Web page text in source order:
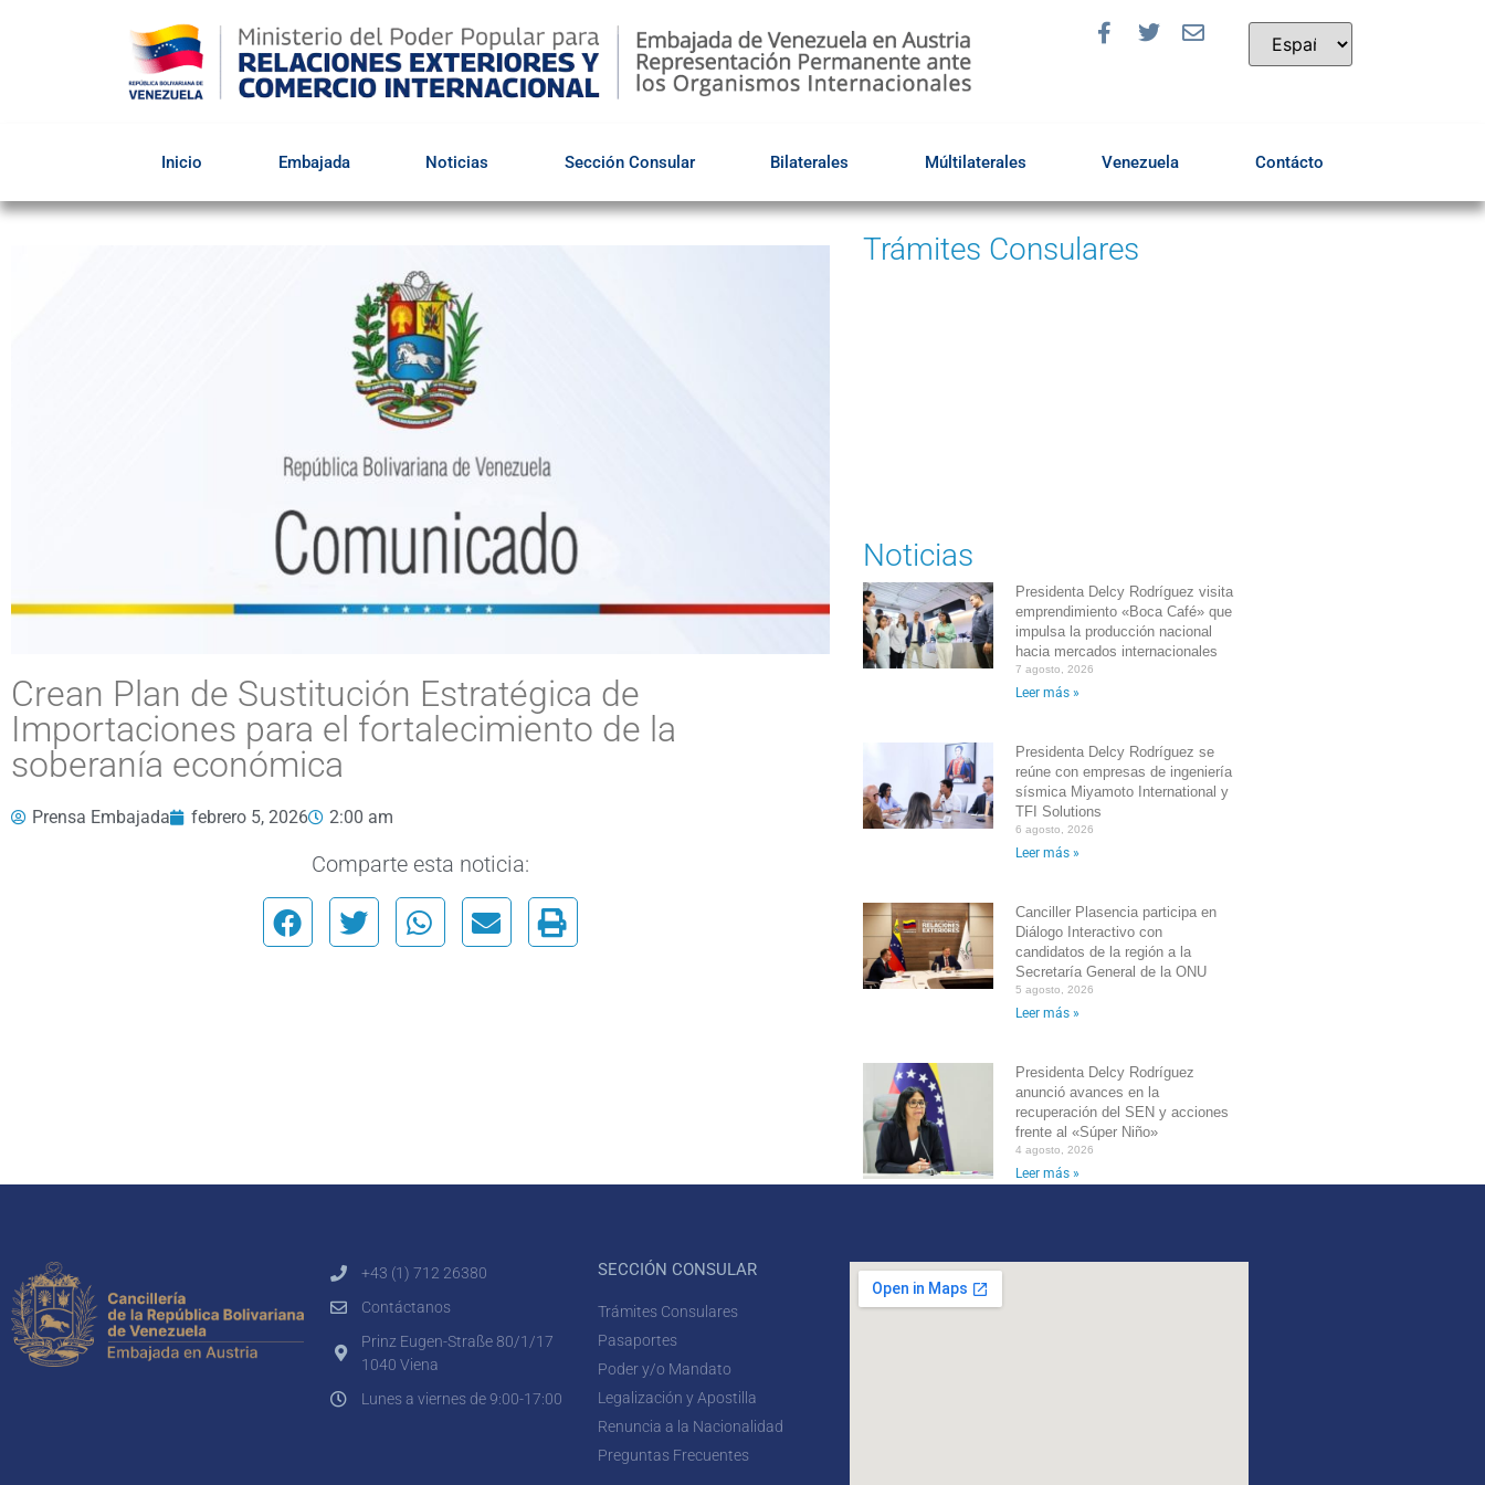
Inicio Embajada Noticias Sección Consular Bilaterales Múltilaterales Venezuela Contácto
Crean Plan de Sustitución Estratégica de
Importaciones para el fortalecimiento de la
soberanía económica
Prensa Embajada febrero 5, 2026 2:00 am
Comparte esta noticia:
Trámites Consulares
Noticias
Presidenta Delcy Rodríguez visita
emprendimiento «Boca Café» que
impulsa la producción nacional
hacia mercados internacionales
7 agosto, 2026
Leer más »
Presidenta Delcy Rodríguez se
reúne con empresas de ingeniería
sísmica Miyamoto International y
TFI Solutions
6 agosto, 2026
Leer más »
Canciller Plasencia participa en
Diálogo Interactivo con
candidatos de la región a la
Secretaría General de la ONU
5 agosto, 2026
Leer más »
Presidenta Delcy Rodríguez
anunció avances en la
recuperación del SEN y acciones
frente al «Súper Niño»
4 agosto, 2026
Leer más »
+43 (1) 712 26380
Contáctanos
Prinz Eugen-Straße 80/1/17
1040 Viena
Lunes a viernes de 9:00-17:00
SECCIÓN CONSULAR
Trámites Consulares
Pasaportes
Poder y/o Mandato
Legalización y Apostilla
Renuncia a la Nacionalidad
Preguntas Frecuentes